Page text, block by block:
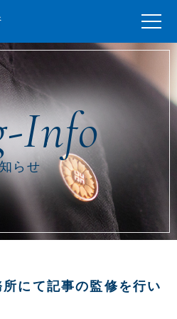
らせ
所にて記事の監修を行い